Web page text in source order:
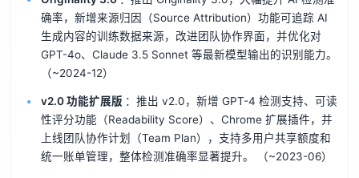
确率，新增来源归因（Source Attribution）功能可追踪 AI
生成内容的训练数据来源，改进团队协作界面，并优化对
GPT-4o、Claude 3.5 Sonnet 等最新模型输出的识别能力。
（~2024-12）
v2.0 功能扩展版 ：推出 v2.0，新增 GPT-4 检测支持、可读
性评分功能（Readability Score）、Chrome 扩展插件，并
上线团队协作计划（Team Plan），支持多用户共享额度和
统一账单管理，整体检测准确率显著提升。
（~2023-06）